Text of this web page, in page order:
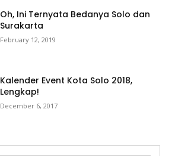
Oh, Ini Ternyata Bedanya Solo dan
Surakarta
February 12, 2019
Kalender Event Kota Solo 2018,
Lengkap!
December 6, 2017